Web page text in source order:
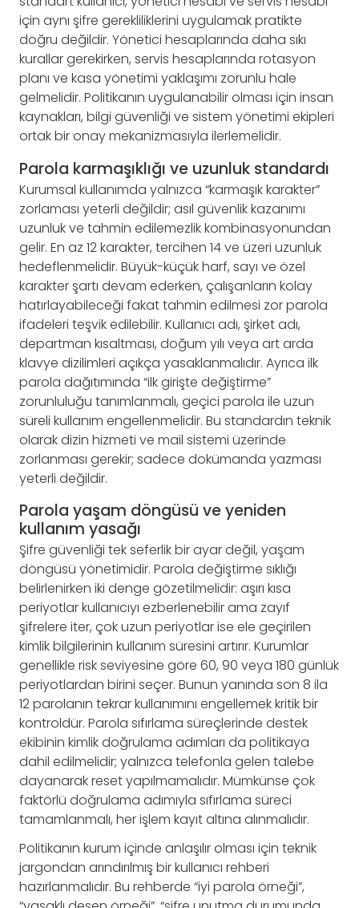
için aynı şifre gerekliliklerini uygulamak pratikte
doğru değildir. Yönetici hesaplarında daha sıkı
kurallar gerekirken, servis hesaplarında rotasyon
planı ve kasa yönetimi yaklaşımı zorunlu hale
gelmelidir. Politikanın uygulanabilir olması için insan
kaynakları, bilgi güvenliği ve sistem yönetimi ekipleri
ortak bir onay mekanizmasıyla ilerlemelidir.
Parola karmaşıklığı ve uzunluk standardı
Kurumsal kullanımda yalnızca “karmaşık karakter”
zorlaması yeterli değildir; asıl güvenlik kazanımı
uzunluk ve tahmin edilemezlik kombinasyonundan
gelir. En az 12 karakter, tercihen 14 ve üzeri uzunluk
hedeflenmelidir. Büyük-küçük harf, sayı ve özel
karakter şartı devam ederken, çalışanların kolay
hatırlayabileceği fakat tahmin edilmesi zor parola
ifadeleri teşvik edilebilir. Kullanıcı adı, şirket adı,
departman kısaltması, doğum yılı veya art arda
klavye dizilimleri açıkça yasaklanmalıdır. Ayrıca ilk
parola dağıtımında “ilk girişte değiştirme”
zorunluluğu tanımlanmalı, geçici parola ile uzun
süreli kullanım engellenmelidir. Bu standardın teknik
olarak dizin hizmeti ve mail sistemi üzerinde
zorlanması gerekir; sadece dokümanda yazması
yeterli değildir.
Parola yaşam döngüsü ve yeniden
kullanım yasağı
Şifre güvenliği tek seferlik bir ayar değil, yaşam
döngüsü yönetimidir. Parola değiştirme sıklığı
belirlenirken iki denge gözetilmelidir: aşırı kısa
periyotlar kullanıcıyı ezberlenebilir ama zayıf
şifrelere iter, çok uzun periyotlar ise ele geçirilen
kimlik bilgilerinin kullanım süresini artırır. Kurumlar
genellikle risk seviyesine göre 60, 90 veya 180 günlük
periyotlardan birini seçer. Bunun yanında son 8 ila
12 parolanın tekrar kullanımını engellemek kritik bir
kontroldür. Parola sıfırlama süreçlerinde destek
ekibinin kimlik doğrulama adımları da politikaya
dahil edilmelidir; yalnızca telefonla gelen talebe
dayanarak reset yapılmamalıdır. Mümkünse çok
faktörlü doğrulama adımıyla sıfırlama süreci
tamamlanmalı, her işlem kayıt altına alınmalıdır.
Politikanın kurum içinde anlaşılır olması için teknik
jargondan arındırılmış bir kullanıcı rehberi
hazırlanmalıdır. Bu rehberde “iyi parola örneği”,